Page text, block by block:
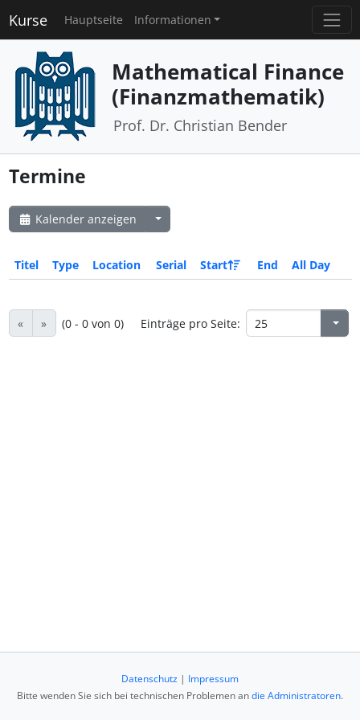
Kurse Hauptseite Informationen
Mathematical Finance
(Finanzmathematik)
Prof. Dr. Christian Bender
Termine
Kalender anzeigen
Titel Type Location Serial Start End All Day
« » (0 - 0 von 0) Einträge pro Seite:
Datenschutz | Impressum
Bitte wenden Sie sich bei technischen Problemen andie Administratoren.